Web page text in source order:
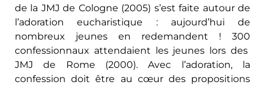
de la JMJ de Cologne (2005) s’est faite autour de
l’adoration eucharistique : aujourd’hui de
nombreux jeunes en redemandent ! 300
confessionnaux attendaient les jeunes lors des
JMJ de Rome (2000). Avec l’adoration, la
confession doit être au cœur des propositions